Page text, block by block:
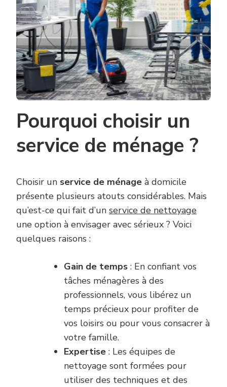
Pourquoi choisir un
service de ménage ?
Choisir un service de ménage à domicile
présente plusieurs atouts considérables. Mais
qu’est-ce qui fait d’un service de nettoyage
une option à envisager avec sérieux ? Voici
quelques raisons :
Gain de temps : En confiant vos
tâches ménagères à des
professionnels, vous libérez un
temps précieux pour profiter de
vos loisirs ou pour vous consacrer à
votre famille.
Expertise : Les équipes de
nettoyage sont formées pour
utiliser des techniques et des